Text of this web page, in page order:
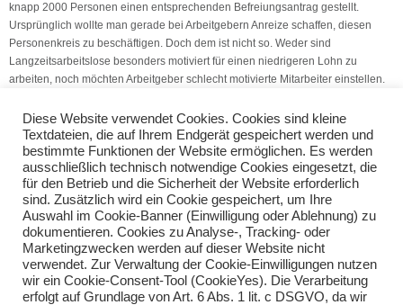
knapp 2000 Personen einen entsprechenden Befreiungsantrag gestellt.
Ursprünglich wollte man gerade bei Arbeitgebern Anreize schaffen, diesen
Personenkreis zu beschäftigen. Doch dem ist nicht so. Weder sind
Langzeitsarbeitslose besonders motiviert für einen niedrigeren Lohn zu
arbeiten, noch möchten Arbeitgeber schlecht motivierte Mitarbeiter einstellen.
(Quelle: V.S.H. Dienstleistungs GmbH)
Betriebsausgabe: Restschuldbefreiung
Förderung von europäischen online-Unternehmen
Teilen Sie diese Nachricht mit Ihren Freunden oder Kollegen
Diese Website verwendet Cookies. Cookies sind kleine
Textdateien, die auf Ihrem Endgerät gespeichert werden und
bestimmte Funktionen der Website ermöglichen. Es werden
ausschließlich technisch notwendige Cookies eingesetzt, die
für den Betrieb und die Sicherheit der Website erforderlich
sind. Zusätzlich wird ein Cookie gespeichert, um Ihre
Auswahl im Cookie-Banner (Einwilligung oder Ablehnung) zu
dokumentieren. Cookies zu Analyse-, Tracking- oder
Marketingzwecken werden auf dieser Website nicht
verwendet. Zur Verwaltung der Cookie-Einwilligungen nutzen
wir ein Cookie-Consent-Tool (CookieYes). Die Verarbeitung
erfolgt auf Grundlage von Art. 6 Abs. 1 lit. c DSGVO, da wir